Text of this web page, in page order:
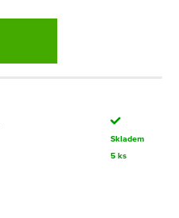
Skladem
5 ks